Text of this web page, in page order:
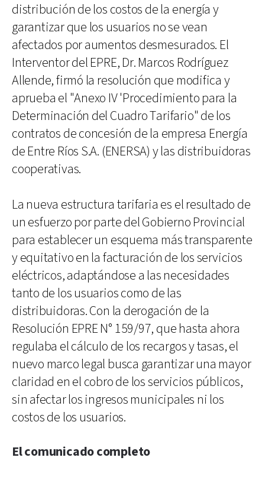
distribución de los costos de la energía y
garantizar que los usuarios no se vean
afectados por aumentos desmesurados. El
Interventor del EPRE, Dr. Marcos Rodríguez
Allende, firmó la resolución que modifica y
aprueba el "Anexo IV 'Procedimiento para la
Determinación del Cuadro Tarifario" de los
contratos de concesión de la empresa Energía
de Entre Ríos S.A. (ENERSA) y las distribuidoras
cooperativas.
La nueva estructura tarifaria es el resultado de
un esfuerzo por parte del Gobierno Provincial
para establecer un esquema más transparente
y equitativo en la facturación de los servicios
eléctricos, adaptándose a las necesidades
tanto de los usuarios como de las
distribuidoras. Con la derogación de la
Resolución EPRE N° 159/97, que hasta ahora
regulaba el cálculo de los recargos y tasas, el
nuevo marco legal busca garantizar una mayor
claridad en el cobro de los servicios públicos,
sin afectar los ingresos municipales ni los
costos de los usuarios.
El comunicado completo